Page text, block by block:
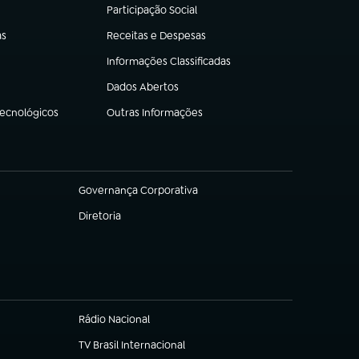
Participação Social
(abre em nova aba)
Receitas e Despesas
(abre em nova aba)
Informações Classificadas
(abre em nova aba)
Dados Abertos
(abre em nova aba)
Outras Informações
(abre em nova aba)
Governança Corporativa
(abre em nova aba)
Diretoria
(abre em nova aba)
Rádio Nacional
(abre em nova aba)
TV Brasil Internacional
(abre em nova aba)